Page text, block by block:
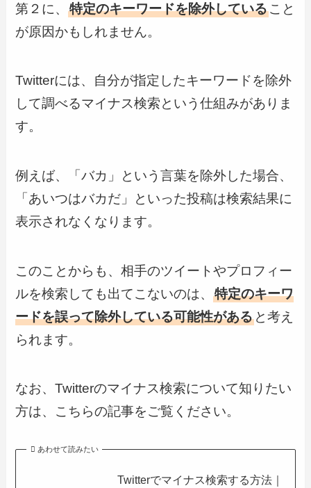
第２に、特定のキーワードを除外していること
が原因かもしれません。
Twitterには、自分が指定したキーワードを除外
して調べるマイナス検索という仕組みがありま
す。
例えば、「バカ」という言葉を除外した場合、
「あいつはバカだ」といった投稿は検索結果に
表示されなくなります。
このことからも、相手のツイートやプロフィー
ルを検索しても出てこないのは、特定のキーワ
ードを誤って除外している可能性がある と考え
られます。
なお、Twitterのマイナス検索について知りたい
方は、こちらの記事をご覧ください。
あわせて読みたい
Twitterでマイナス検索する方法｜